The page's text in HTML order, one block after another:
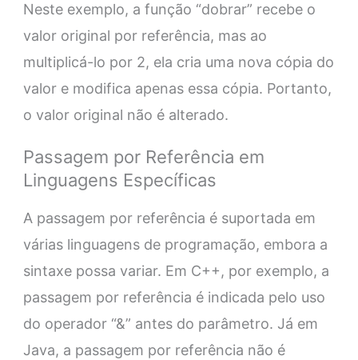
Neste exemplo, a função “dobrar” recebe o
valor original por referência, mas ao
multiplicá-lo por 2, ela cria uma nova cópia do
valor e modifica apenas essa cópia. Portanto,
o valor original não é alterado.
Passagem por Referência em
Linguagens Específicas
A passagem por referência é suportada em
várias linguagens de programação, embora a
sintaxe possa variar. Em C++, por exemplo, a
passagem por referência é indicada pelo uso
do operador “&” antes do parâmetro. Já em
Java, a passagem por referência não é